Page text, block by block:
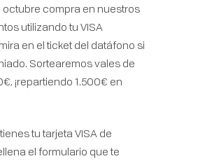
octubre compra en nuestros
utilizando tu VISA
en el ticket del datáfono si
Sortearemos vales de
¡repartiendo 1.500€ en
tu tarjeta VISA de
el formulario que te